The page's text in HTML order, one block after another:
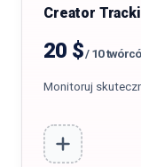
Creator
20 $/10
Monitoruj